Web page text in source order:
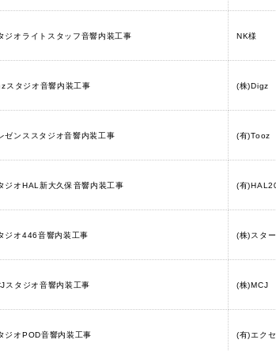
ジオライトスタッフ音響内装工事 NK様
スタジオ音響内装工事 (株)Digz
ゼンススタジオ音響内装工事 (有)Tooz
ジオHAL新大久保音響内装工事 (有
ジオ446音響内装工事 (株)スタ
スタジオ音響内装工事 (株)MCJ
ジオPOD音響内装工事 (有)エク